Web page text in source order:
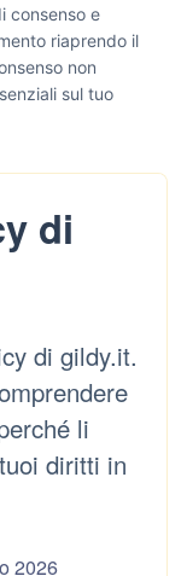
consenso e
riaprendo il
non
sul tuo